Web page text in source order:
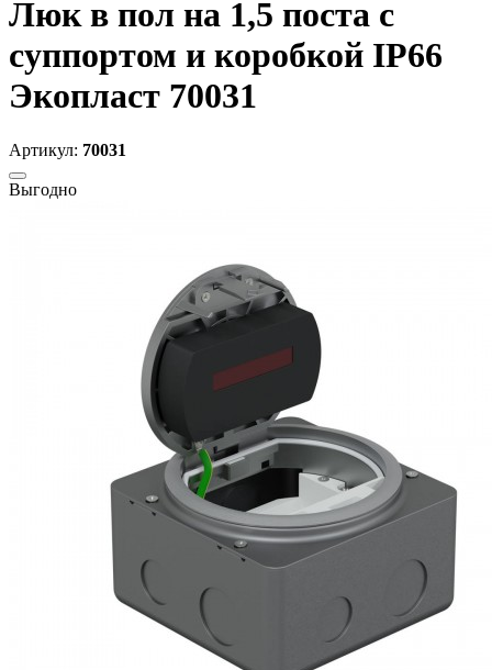
Люк в пол на 1,5 поста с
суппортом и коробкой IP66
Экопласт 70031
Артикул: 70031
Выгодно